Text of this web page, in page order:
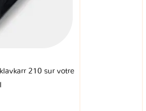
210 sur votre